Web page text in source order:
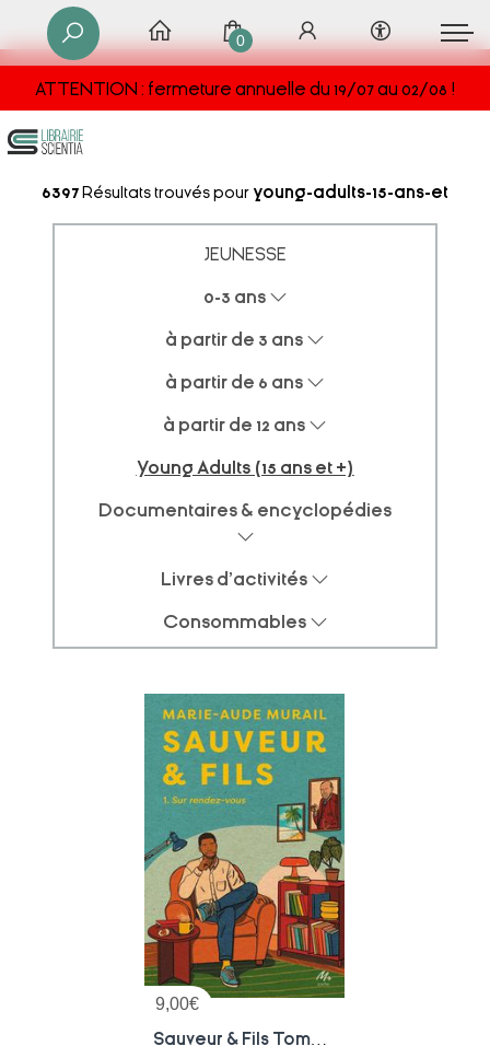
ATTENTION : fermeture annuelle du 19/07 au 02/08 !
0
6397 Résultats trouvés pour young-adults-15-ans-et
JEUNESSE
0-3 ans
à partir de 3 ans
à partir de 6 ans
à partir de 12 ans
Young Adults (15 ans et +)
Documentaires & encyclopédies
Livres d'activités
Consommables
9,00€